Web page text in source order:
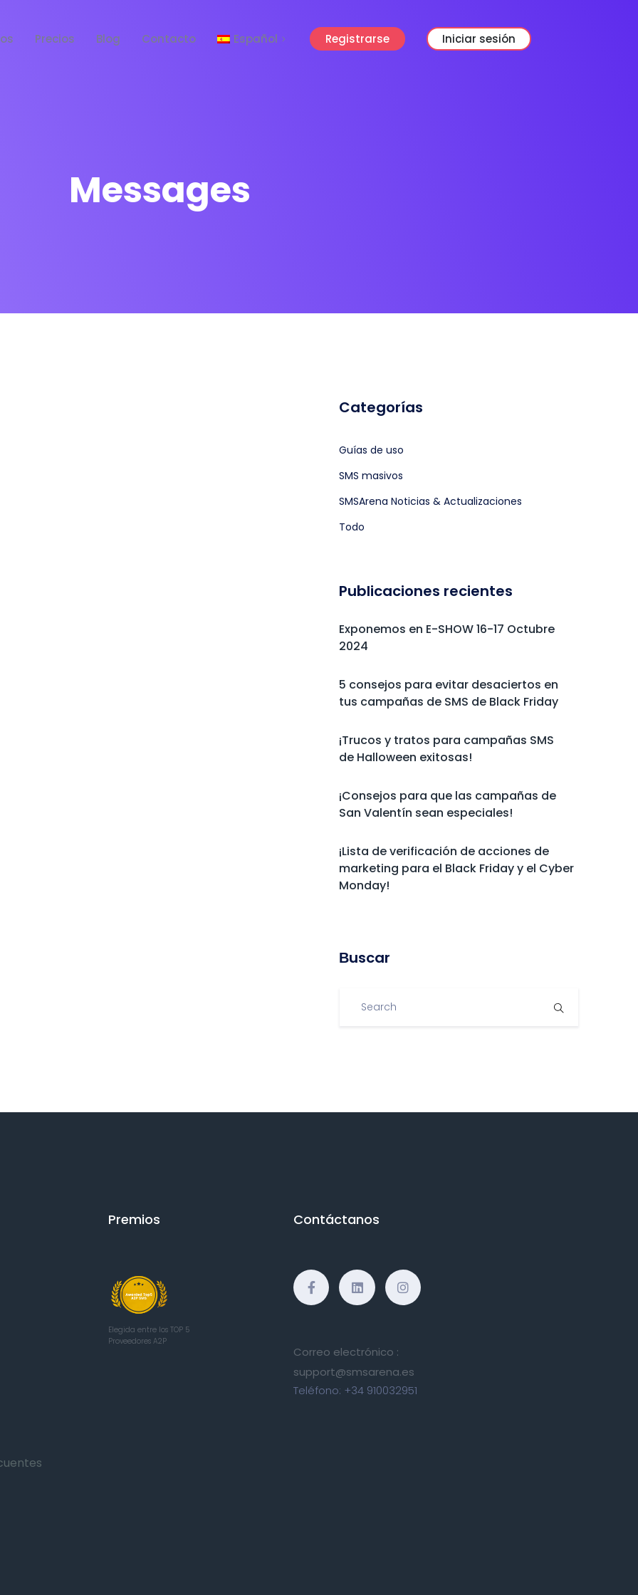
Precios Blog Contacto Español Registrarse Iniciar sesión
Messages
Categorías
Guías de uso
SMS masivos
SMSArena Noticias & Actualizaciones
Todo
Publicaciones recientes
Exponemos en E-SHOW 16-17 Octubre
2024
5 consejos para evitar desaciertos en
tus campañas de SMS de Black Friday
¡Trucos y tratos para campañas SMS
de Halloween exitosas!
¡Consejos para que las campañas de
San Valentín sean especiales!
¡Lista de verificación de acciones de
marketing para el Black Friday y el Cyber
Monday!
Βuscar
Premios
Elegida entre los TOP 5
Proveedores A2P
Contáctanos
Correo electrónico :
support@smsarena.es
Teléfono: +34 910032951